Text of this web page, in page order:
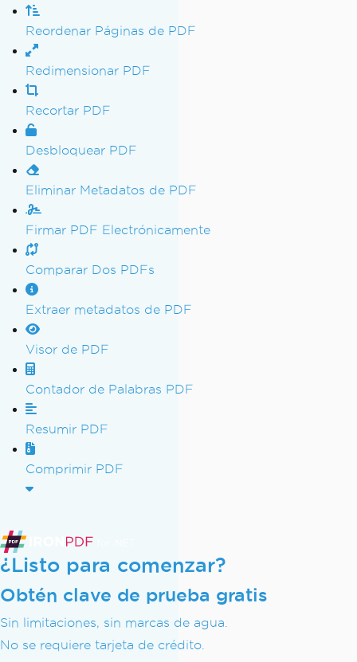
Reordenar Páginas de PDF
Redimensionar PDF
Recortar PDF
Desbloquear PDF
Eliminar Metadatos de PDF
Firmar PDF Electrónicamente
Comparar Dos PDFs
Extraer metadatos de PDF
Visor de PDF
Contador de Palabras PDF
Resumir PDF
Comprimir PDF
¿Listo para comenzar?
Obtén clave de prueba gratis
Sin limitaciones, sin marcas de agua.
No se requiere tarjeta de crédito.